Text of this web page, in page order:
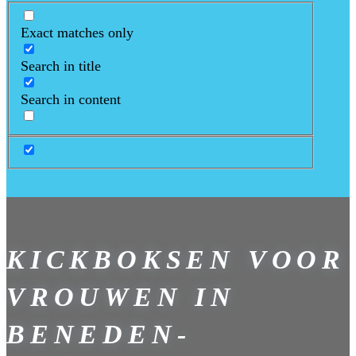
Exact matches only
Search in title
Search in content
KICKBOKSEN VOOR
VROUWEN IN
BENEDEN-